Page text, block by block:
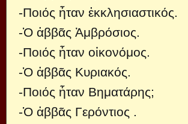
-Ποιός ἦταν ἐκκλησιαστικός.
-Ὁ ἀββᾶς Ἀμβρόσιος.
-Ποιός ἦταν οἰκονόμος.
-Ὁ ἀββᾶς Κυριακός.
-Ποιός ἦταν Βηματάρης;
-Ὁ ἀββᾶς Γερόντιος .